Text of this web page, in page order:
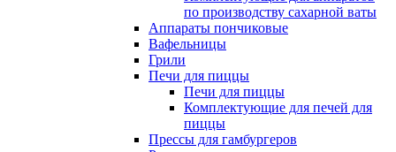
по производству сахарной ваты
Аппараты пончиковые
Вафельницы
Грили
Печи для пиццы
Печи для пиццы
Комплектующие для печей для
пиццы
Прессы для гамбургеров